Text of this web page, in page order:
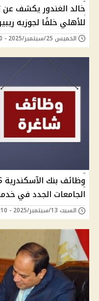
خالد الغندور يكشف
للأهلي خلفًا لجوزيه
الخميس 25/سبتمبر/2025 - 07:10 م
الجامعات الجدد في
السبت 13/سبتمبر/2025 - 04:10 م